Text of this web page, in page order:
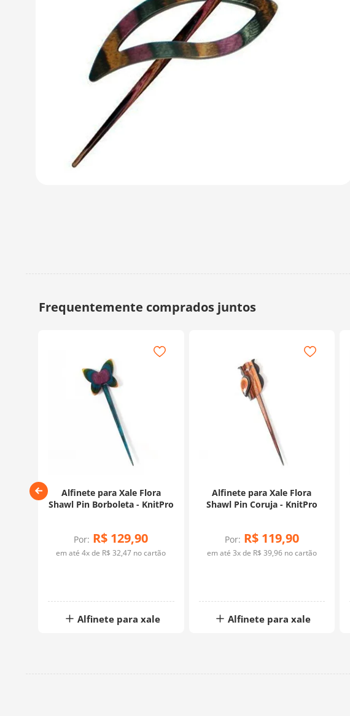
Alfinete para Xale Flora
Shawl Pin Borboleta - KnitPro
Por: R$ 129,90
em até4x de R$ 32,47 no cartão
Alfinete para xale
Alfinete para Xale Flora
Shawl Pin Coruja - KnitPro
Por: R$ 119,90
em até 3x de R$ 39,96no cartão
Alfinete para xale